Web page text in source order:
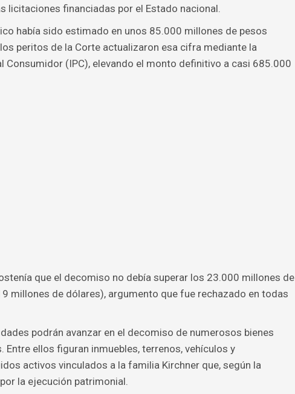
licitaciones financiadas por el Estado nacional.
había sido estimado en unos 85.000 millones de pesos
peritos de la Corte actualizaron esa cifra mediante la
Consumidor (IPC), elevando el monto definitivo a casi 685.000
que el decomiso no debía superar los 23.000 millones de
millones de dólares), argumento que fue rechazado en todas
podrán avanzar en el decomiso de numerosos bienes
ellos figuran inmuebles, terrenos, vehículos y
activos vinculados a la familia Kirchner que, según la
la ejecución patrimonial.